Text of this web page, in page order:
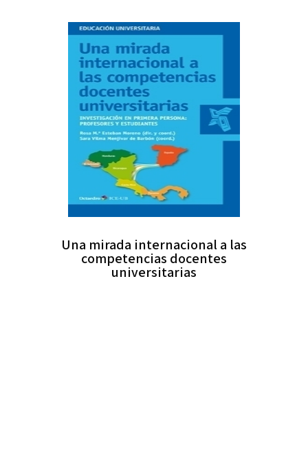
Una mirada internacional a las
competencias docentes
universitarias